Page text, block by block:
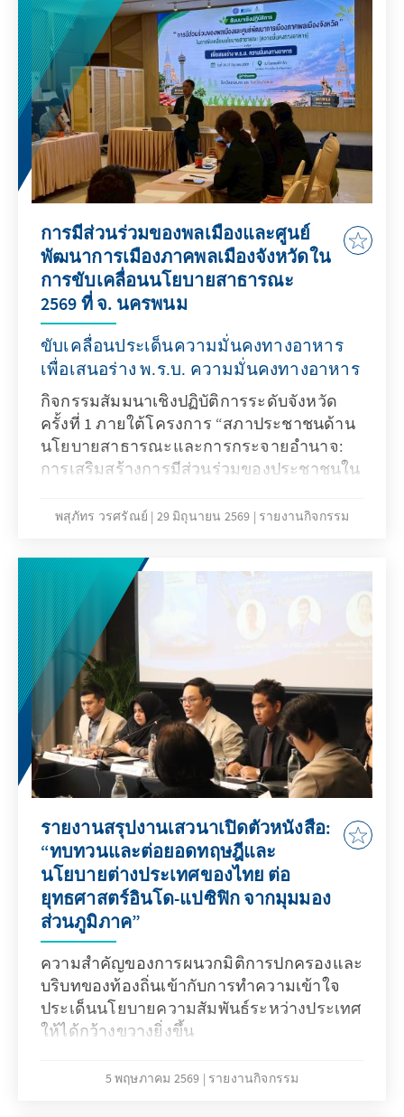
การมีส่วนร่วมของพลเมืองและศูนย์
พัฒนาการเมืองภาคพลเมืองจังหวัดใน
การขับเคลื่อนนโยบายสาธารณะ
2569 ที่ จ. นครพนม
ขับเคลื่อนประเด็นความมั่นคงทางอาหาร
เพื่อเสนอร่าง พ.ร.บ. ความมั่นคงทางอาหาร
กิจกรรมสัมมนาเชิงปฏิบัติการระดับจังหวัด
ครั้งที่ 1 ภายใต้โครงการ “สภาประชาชนด้าน
นโยบายสาธารณะและการกระจายอำนาจ:
การเสริมสร้างการมีส่วนร่วมของประชาชนใน
นโยบายสาธารณะ”
พสุภัทร วรศรัณย์ 29 มิถุนายน 2569 รายงานกิจกรรม
รายงานสรุปงานเสวนาเปิดตัวหนังสือ:
“ทบทวนและต่อยอดทฤษฎีและ
นโยบายต่างประเทศของไทย ต่อ
ยุทธศาสตร์อินโด-แปซิฟิก จากมุมมอง
ส่วนภูมิภาค”
ความสำคัญของการผนวกมิติการปกครองและ
บริบทของท้องถิ่นเข้ากับการทำความเข้าใจ
ประเด็นนโยบายความสัมพันธ์ระหว่างประเทศ
ให้ได้กว้างขวางยิ่งขึ้น
5 พฤษภาคม 2569 รายงานกิจกรรม